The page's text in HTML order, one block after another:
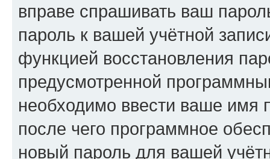
вправе спрашивать ваш
пароль к вашей учётной
функцией восстановления
предусмотренной
необходимо ввести ваше имя
после чего программное
новый пароль для вашей